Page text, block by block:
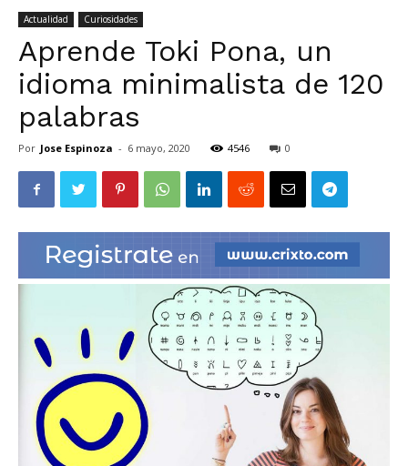
Noticias
|
Ultima
Hora
Actualidad Curiosidades
Aprende Toki Pona, un
idioma minimalista de 120
palabras
Por Jose Espinoza - 6 mayo, 2020 4546 0